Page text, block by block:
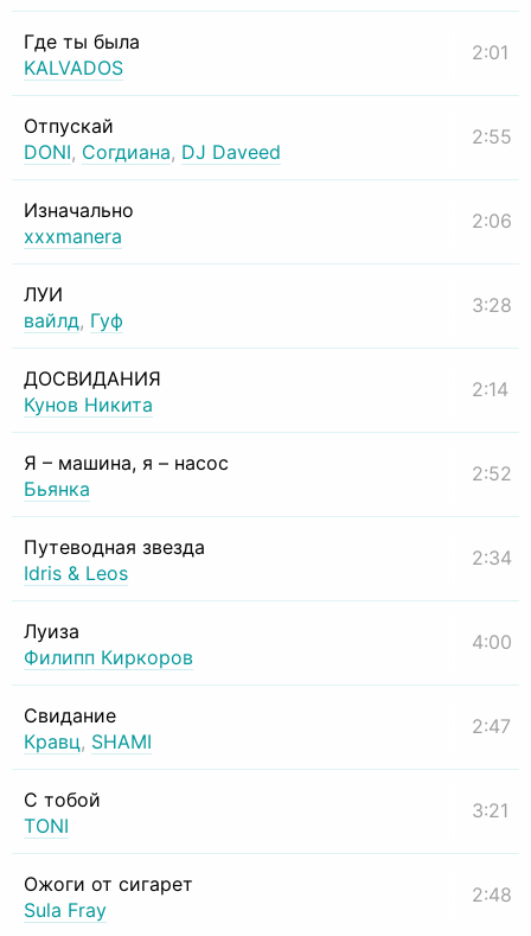
Где ты была
KALVADOS
2:01
Отпускай
DONI, Согдиана, DJ Daveed
2:55
Изначально
xxxmanera
2:06
ЛУИ
вайлд, Гуф
3:28
ДОСВИДАНИЯ
Кунов Никита
2:14
Я – машина, я – насос
Бьянка
2:52
Путеводная звезда
Idris & Leos
2:34
Луиза
Филипп Киркоров
4:00
Свидание
Кравц, SHAMI
2:47
С тобой
TONI
3:21
Ожоги от сигарет
Sula Fray
2:48